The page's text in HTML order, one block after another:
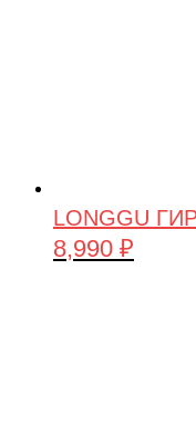
LONGGU
Первоначальная
8,990 ₽